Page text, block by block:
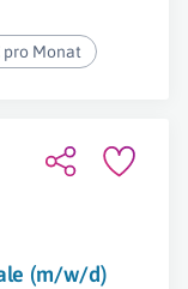
pro Monat
(m/w/d)